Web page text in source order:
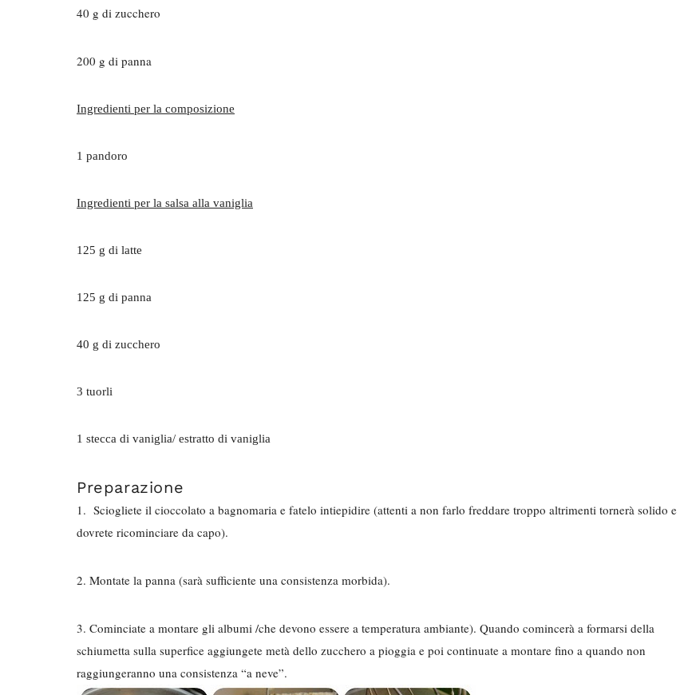
40 g di zucchero
200 g di panna
Ingredienti per la composizione
1 pandoro
Ingredienti per la salsa alla vaniglia
125 g di latte
125 g di panna
40 g di zucchero
3 tuorli
1 stecca di vaniglia/ estratto di vaniglia
Preparazione
1. Sciogliete il cioccolato a bagnomaria e fatelo intiepidire (attenti a non farlo freddare troppo altrimenti tornerà solido e
dovrete ricominciare da capo).
2. Montate la panna (sarà sufficiente una consistenza morbida).
3. Cominciate a montare gli albumi /che devono essere a temperatura ambiante). Quando comincerà a formarsi della
schiumetta sulla superfice aggiungete metà dello zucchero a pioggia e poi continuate a montare fino a quando non
raggiungeranno una consistenza “a neve”.